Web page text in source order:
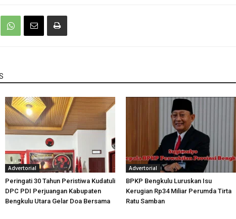
Advertorial
Peringati 30 Tahun Peristiwa Kudatuli
DPC PDI Perjuangan Kabupaten
Bengkulu Utara Gelar Doa Bersama
Advertorial
BPKP Bengkulu Luruskan Isu
Kerugian Rp34 Miliar Perumda Tirta
Ratu Samban